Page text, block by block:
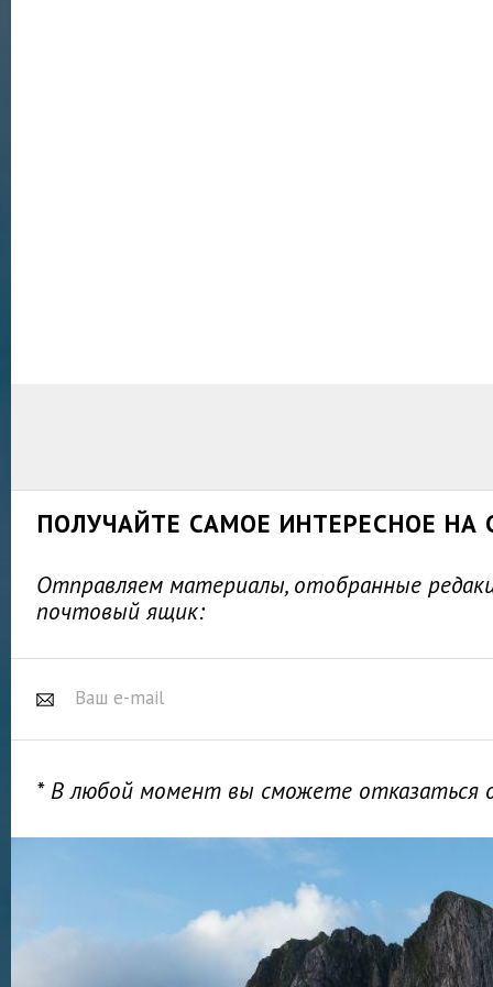
ПОЛУЧАЙТЕ САМОЕ ИНТЕРЕСНОЕ НА
Отправляем материалы, отобранные
почтовый ящик:
* В любой момент вы сможете отказаться